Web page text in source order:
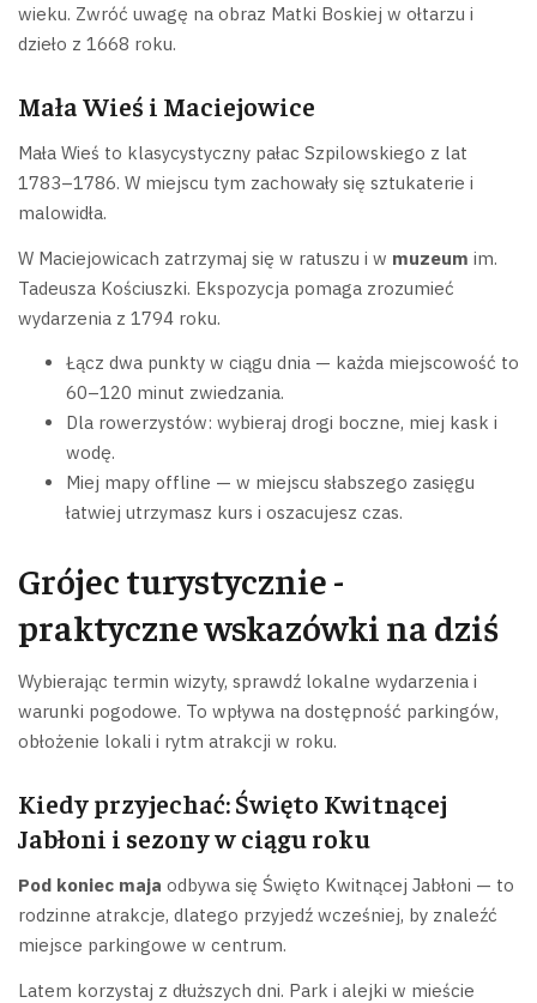
wieku. Zwróć uwagę na obraz Matki Boskiej w ołtarzu i
dzieło z 1668 roku.
Mała Wieś i Maciejowice
Mała Wieś to klasycystyczny pałac Szpilowskiego z lat
1783–1786. W miejscu tym zachowały się sztukaterie i
malowidła.
W Maciejowicach zatrzymaj się w ratuszu i w muzeum im.
Tadeusza Kościuszki. Ekspozycja pomaga zrozumieć
wydarzenia z 1794 roku.
Łącz dwa punkty w ciągu dnia — każda miejscowość to
60–120 minut zwiedzania.
Dla rowerzystów: wybieraj drogi boczne, miej kask i
wodę.
Miej mapy offline — w miejscu słabszego zasięgu
łatwiej utrzymasz kurs i oszacujesz czas.
Grójec turystycznie -
praktyczne wskazówki na dziś
Wybierając termin wizyty, sprawdź lokalne wydarzenia i
warunki pogodowe. To wpływa na dostępność parkingów,
obłożenie lokali i rytm atrakcji w roku.
Kiedy przyjechać: Święto Kwitnącej
Jabłoni i sezony w ciągu roku
Pod koniec maja odbywa się Święto Kwitnącej Jabłoni — to
rodzinne atrakcje, dlatego przyjedź wcześniej, by znaleźć
miejsce parkingowe w centrum.
Latem korzystaj z dłuższych dni. Park i alejki w mieście